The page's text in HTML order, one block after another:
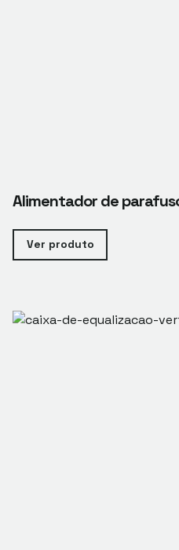
Alimentador de
Ver produto